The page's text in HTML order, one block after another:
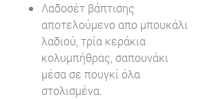
Λαδοσέτ βάπτισης
αποτελούμενο απο μπουκάλι
λαδιού, τρία κεράκια
κολυμπήθρας, σαπουνάκι
μέσα σε πουγκί όλα
στολισμένα.